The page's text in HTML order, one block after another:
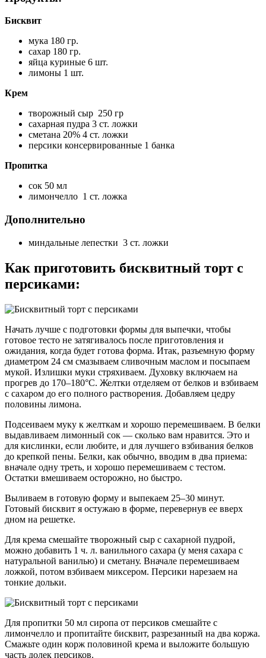
Бисквит
мука 180 гр.
сахар 180 гр.
яйца куриные 6 шт.
лимоны 1 шт.
Крем
творожный сыр 250 гр
сахарная пудра 3 ст. ложки
сметана 20% 4 ст. ложки
персики консервированные 1 банка
Пропитка
сок 50 мл
лимончелло 1 ст. ложка
Дополнительно
миндальные лепестки 3 ст. ложки
Как приготовить бисквитный торт с
персиками:
Начать лучше с подготовки формы для выпечки, чтобы
готовое тесто не затягивалось после приготовления и
ожидания, когда будет готова форма. Итак, разъемную форму
диаметром 24 см смазываем сливочным маслом и посыпаем
мукой. Излишки муки стряхиваем. Духовку включаем на
прогрев до 170–180°C. Желтки отделяем от белков и взбиваем
с сахаром до его полного растворения. Добавляем цедру
половины лимона.
Подсеиваем муку к желткам и хорошо перемешиваем. В белки
выдавливаем лимонный сок — сколько вам нравится. Это и
для кислинки, если любите, и для лучшего взбивания белков
до крепкой пены. Белки, как обычно, вводим в два приема:
вначале одну треть, и хорошо перемешиваем с тестом.
Остатки вмешиваем осторожно, но быстро.
Выливаем в готовую форму и выпекаем 25–30 минут.
Готовый бисквит я остужаю в форме, перевернув ее вверх
дном на решетке.
Для крема смешайте творожный сыр с сахарной пудрой,
можно добавить 1 ч. л. ванильного сахара (у меня сахара с
натуральной ванилью) и сметану. Вначале перемешиваем
ложкой, потом взбиваем миксером. Персики нарезаем на
тонкие дольки.
Для пропитки 50 мл сиропа от персиков смешайте с
лимончелло и пропитайте бисквит, разрезанный на два коржа.
Смажьте один корж половиной крема и выложите большую
часть долек персиков.